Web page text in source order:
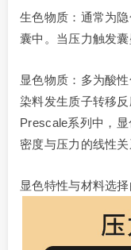
生色物质：通常为
囊中。当压力触发
显色物质：多为酸
染料发生质子转移
Prescale系列中，
密度与压力的线性关
显色特性与材料选择